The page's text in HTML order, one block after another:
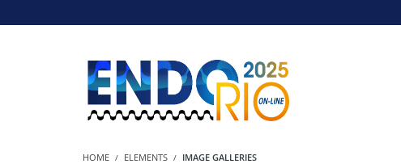
HOME ELEMENTS IMAGE GALLERIES